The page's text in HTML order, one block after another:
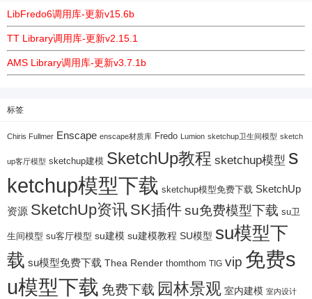
LibFredo6调用库-更新v15.6b
TT Library调用库-更新v2.15.1
AMS Library调用库-更新v3.7.1b
标签
Chiris Fullmer Enscape enscape材质库 Fredo Lumion sketchup卫生间模型 sketch
up客厅模型 sketchup建模 SketchUp教程 sketchup模型 s
ketchup模型下载 sketchup模型免费下载 SketchUp
资源 SketchUp资讯 SK插件su免费模型下载 su卫
生间模型 su客厅模型 su建模 su建模教程 SU模型 su模型下
载 su模型免费下载 Thea Render thomthom TIG vip 免费s
u模型下载 免费下载 园林景观 室内建模 室内设计